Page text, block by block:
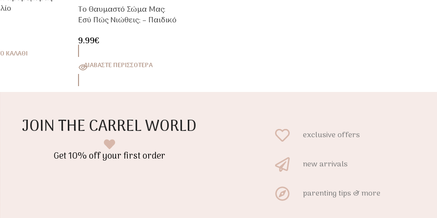
ΚΑΛΆΘΙ
Το Θαυμαστό Σώμα Μας:
Εσύ Πώς Νιώθεις; – Παιδικό
Παιδιά 4+
9.99€
ΔΙΑΒΆΣΤΕ ΠΕΡΙΣΣΌΤΕΡΑ
JOIN THE CARREL WORLD
Get 10% off your first order
exclusive offers
new arrivals
parenting tips & more